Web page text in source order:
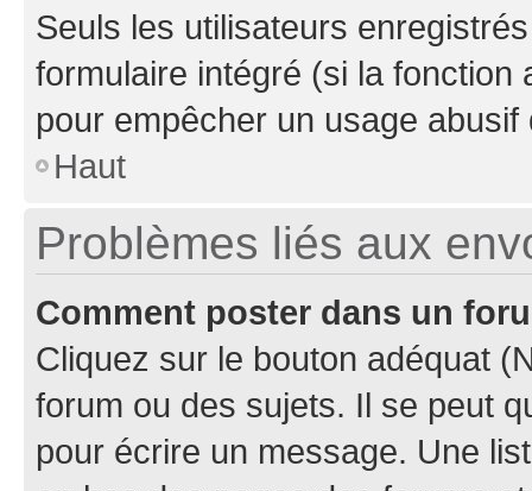
Seuls les utilisateurs
formulaire intégré (si la fonction
pour empêcher un usage
Haut
Problèmes liés aux
Comment poster dans un
Cliquez sur le bouton adéquat
forum ou des sujets. Il se peut
pour écrire un message. Une